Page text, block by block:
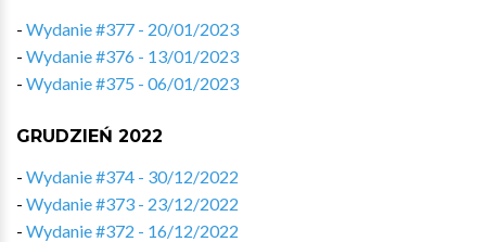
- Wydanie #377 - 20/01/2023
- Wydanie #376 - 13/01/2023
- Wydanie #375 - 06/01/2023
GRUDZIEŃ 2022
- Wydanie #374 - 30/12/2022
- Wydanie #373 - 23/12/2022
- Wydanie #372 - 16/12/2022